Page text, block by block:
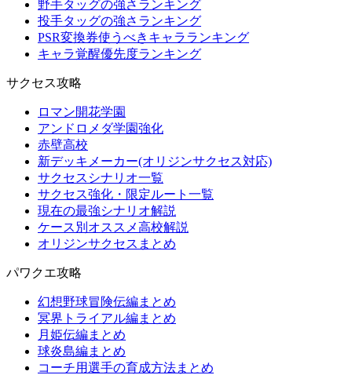
野手タッグの強さランキング
投手タッグの強さランキング
PSR変換券使うべきキャラランキング
キャラ覚醒優先度ランキング
サクセス攻略
ロマン開花学園
アンドロメダ学園強化
赤壁高校
新デッキメーカー(オリジンサクセス対応)
サクセスシナリオ一覧
サクセス強化・限定ルート一覧
現在の最強シナリオ解説
ケース別オススメ高校解説
オリジンサクセスまとめ
パワクエ攻略
幻想野球冒険伝編まとめ
冥界トライアル編まとめ
月姫伝編まとめ
球炎島編まとめ
コーチ用選手の育成方法まとめ